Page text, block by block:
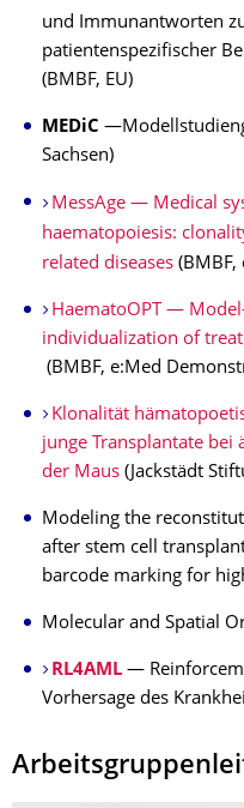
und Immunantworten
patientenspezifischer
(BMBF, EU)
MEDiC
Sachsen)
MessAge — Medical
haematopoiesis:
related diseases (BMBF,
HaematoOPT —
individualization of
(BMBF, e:Med
Klonalität
junge Transplantate bei
der Maus (Jackstädt
Modeling the
after stem cell
barcode marking for
Molecular and Spatial
RL4AML —
Vorhersage des